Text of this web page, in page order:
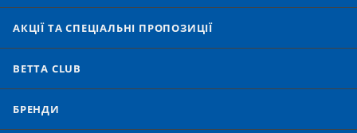
АКЦІЇ ТА СПЕЦІАЛЬНІ ПРОПОЗИЦІЇ
BETTA CLUB
БРЕНДИ